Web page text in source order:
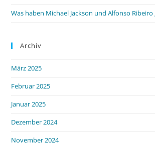
Was haben Michael Jackson und Alfonso
Archiv
März 2025
Februar 2025
Januar 2025
Dezember 2024
November 2024